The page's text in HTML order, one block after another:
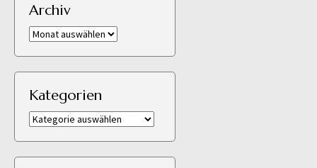
Archiv
Archiv
Kategorien
Kategorien